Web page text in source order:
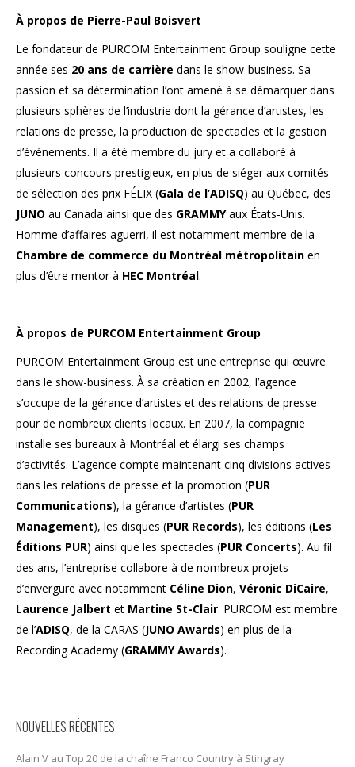
À propos de Pierre-Paul Boisvert
Le fondateur de PURCOM Entertainment Group souligne cette
année ses 20 ans de carrière dans le show-business. Sa
passion et sa détermination l’ont amené à se démarquer dans
plusieurs sphères de l’industrie dont la gérance d’artistes, les
relations de presse, la production de spectacles et la gestion
d’événements. Il a été membre du jury et a collaboré à
plusieurs concours prestigieux, en plus de siéger aux comités
de sélection des prix FÉLIX (Gala de l’ADISQ) au Québec, des
JUNO au Canada ainsi que des GRAMMYaux États-Unis.
Homme d’affaires aguerri, il est notamment membre de la
Chambre de commerce du Montréal métropolitain en
plus d’être mentor à HEC Montréal.
À propos de PURCOM Entertainment Group
PURCOM Entertainment Group est une entreprise qui œuvre
dans le show-business. À sa création en 2002, l’agence
s’occupe de la gérance d’artistes et des relations de presse
pour de nombreux clients locaux. En 2007, la compagnie
installe ses bureaux à Montréal et élargi ses champs
d’activités. L’agence compte maintenant cinq divisions actives
dans les relations de presse et la promotion (PUR
Communications), la gérance d’artistes (PUR
Management), les disques (PUR Records), les éditions (Les
Éditions PUR) ainsi que les spectacles (PUR Concerts). Au fil
des ans, l’entreprise collabore à de nombreux projets
d’envergure avec notamment Céline Dion, Véronic DiCaire,
Laurence Jalbert et Martine St-Clair. PURCOM est membre
de l’ADISQ, de la CARAS (JUNO Awards) en plus de la
Recording Academy (GRAMMY Awards).
NOUVELLES RÉCENTES
Alain V au Top 20 de la chaîne Franco Country à Stingray